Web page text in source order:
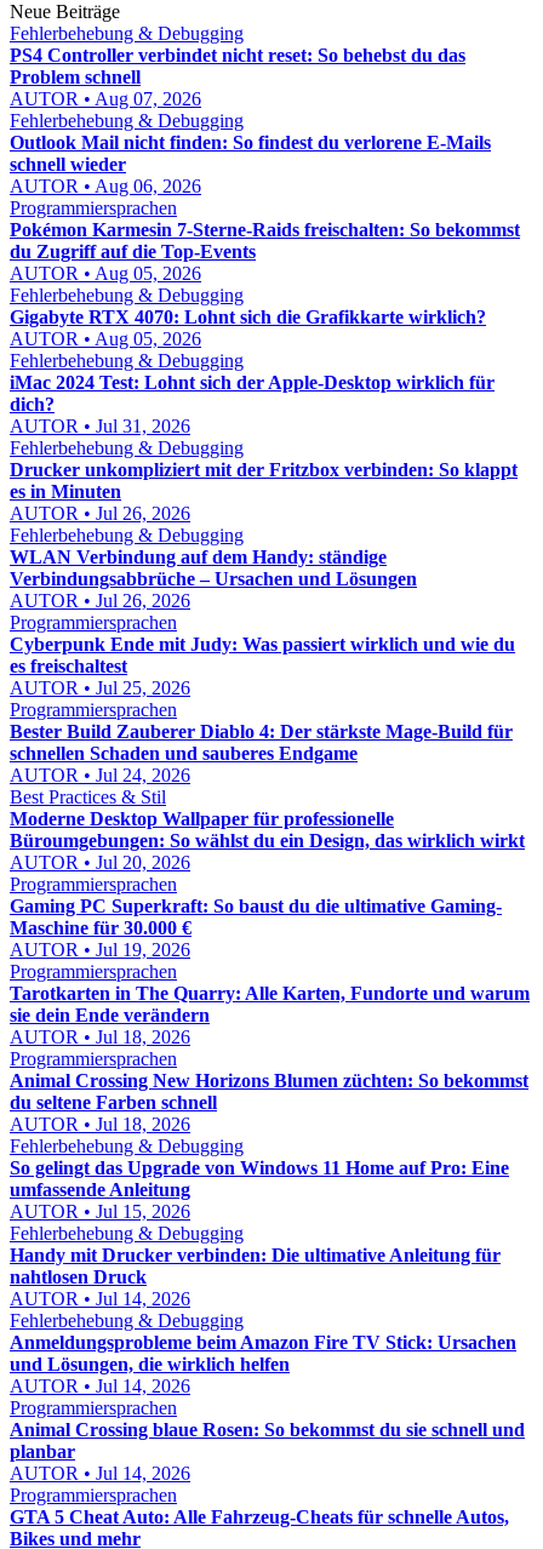
Neue Beiträge
Fehlerbehebung & Debugging
PS4 Controller verbindet nicht reset: So behebst du das
Problem schnell
AUTOR • Aug 07, 2026
Fehlerbehebung & Debugging
Outlook Mail nicht finden: So findest du verlorene E-Mails
schnell wieder
AUTOR • Aug 06, 2026
Programmiersprachen
Pokémon Karmesin 7-Sterne-Raids freischalten: So bekommst
du Zugriff auf die Top-Events
AUTOR • Aug 05, 2026
Fehlerbehebung & Debugging
Gigabyte RTX 4070: Lohnt sich die Grafikkarte wirklich?
AUTOR • Aug 05, 2026
Fehlerbehebung & Debugging
iMac 2024 Test: Lohnt sich der Apple-Desktop wirklich für
dich?
AUTOR • Jul 31, 2026
Fehlerbehebung & Debugging
Drucker unkompliziert mit der Fritzbox verbinden: So klappt
es in Minuten
AUTOR • Jul 26, 2026
Fehlerbehebung & Debugging
WLAN Verbindung auf dem Handy: ständige
Verbindungsabbrüche – Ursachen und Lösungen
AUTOR • Jul 26, 2026
Programmiersprachen
Cyberpunk Ende mit Judy: Was passiert wirklich und wie du
es freischaltest
AUTOR • Jul 25, 2026
Programmiersprachen
Bester Build Zauberer Diablo 4: Der stärkste Mage-Build für
schnellen Schaden und sauberes Endgame
AUTOR • Jul 24, 2026
Best Practices & Stil
Moderne Desktop Wallpaper für professionelle
Büroumgebungen: So wählst du ein Design, das wirklich wirkt
AUTOR • Jul 20, 2026
Programmiersprachen
Gaming PC Superkraft: So baust du die ultimative Gaming-
Maschine für 30.000 €
AUTOR • Jul 19, 2026
Programmiersprachen
Tarotkarten in The Quarry: Alle Karten, Fundorte und warum
sie dein Ende verändern
AUTOR • Jul 18, 2026
Programmiersprachen
Animal Crossing New Horizons Blumen züchten: So bekommst
du seltene Farben schnell
AUTOR • Jul 18, 2026
Fehlerbehebung & Debugging
So gelingt das Upgrade von Windows 11 Home auf Pro: Eine
umfassende Anleitung
AUTOR • Jul 15, 2026
Fehlerbehebung & Debugging
Handy mit Drucker verbinden: Die ultimative Anleitung für
nahtlosen Druck
AUTOR • Jul 14, 2026
Fehlerbehebung & Debugging
Anmeldungsprobleme beim Amazon Fire TV Stick: Ursachen
und Lösungen, die wirklich helfen
AUTOR • Jul 14, 2026
Programmiersprachen
Animal Crossing blaue Rosen: So bekommst du sie schnell und
planbar
AUTOR • Jul 14, 2026
Programmiersprachen
GTA 5 Cheat Auto: Alle Fahrzeug-Cheats für schnelle Autos,
Bikes und mehr